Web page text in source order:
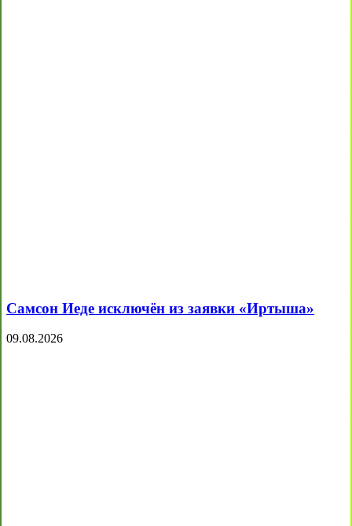
Самсон Иеде исключён из заявки «Иртыша»
09.08.2026